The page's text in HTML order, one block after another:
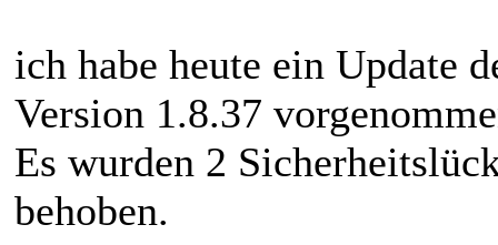
ich habe heute ein Update
Version 1.8.37
Es wurden 2
behoben.